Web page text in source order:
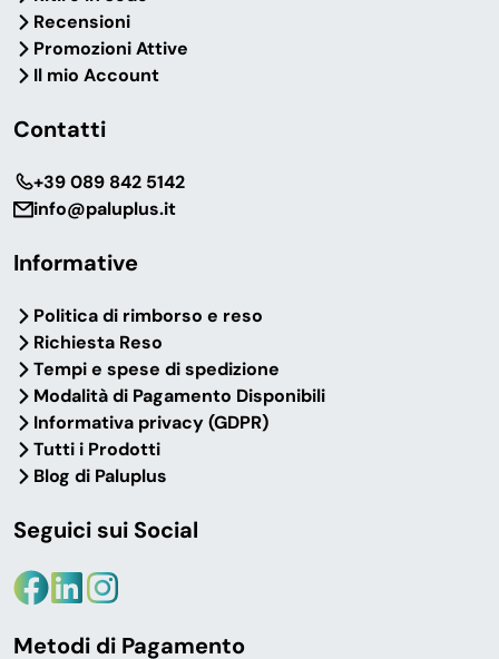
Recensioni
Promozioni Attive
Il mio Account
Contatti
‎+39 089 842 5142
info@paluplus.it
Informative
Politica di rimborso e reso
Richiesta Reso
Tempi e spese di spedizione
Modalità di Pagamento Disponibili
Informativa privacy (GDPR)
Tutti i Prodotti
Blog di Paluplus
Seguici sui Social
Metodi di Pagamento